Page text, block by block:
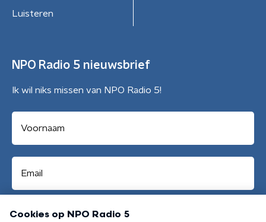
Luisteren
NPO Radio 5 nieuwsbrief
Ik wil niks missen van NPO Radio 5!
Aanmelden